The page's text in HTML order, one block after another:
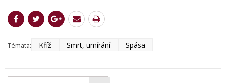
Témata: Kříž Smrt, umírání Spása